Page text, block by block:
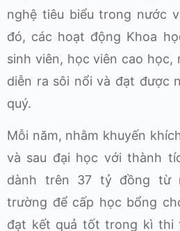
nghệ tiêu biểu trong nước
đó, các hoạt động Khoa
sinh viên, học viên cao học,
diễn ra sôi nổi và đạt được
quý.
Mỗi năm, nhằm khuyến
và sau đại học với thành
dành trên 37 tỷ đồng từ
trường để cấp học bổng
đạt kết quả tốt trong kì thi